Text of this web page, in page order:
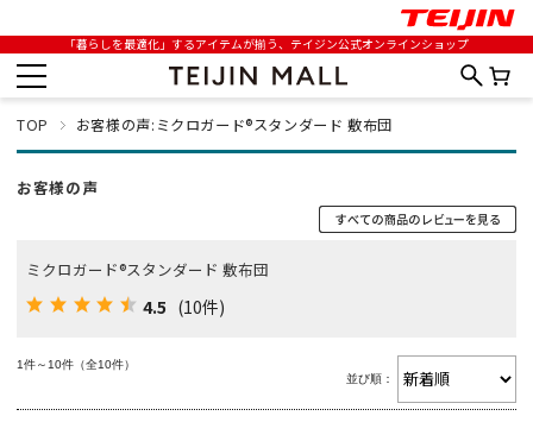
「暮らしを最適化」するアイテムが揃う、テイジン公式オンラインショップ
TOP お客様の声:ミクロガード®スタンダード 敷布団
お客様の声
ミクロガード®スタンダード 敷布団
4.5 (10件)
1件～10件（全10件）
並び順：